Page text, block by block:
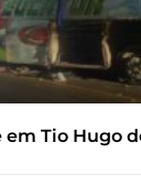
em Tio Hugo